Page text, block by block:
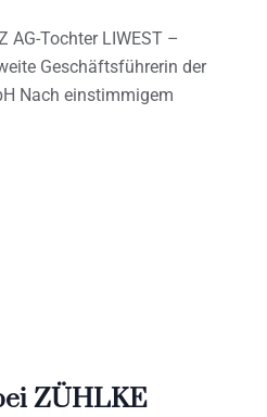
AG-Tochter LIWEST –
Geschäftsführerin der
Nach einstimmigem
ZÜHLKE